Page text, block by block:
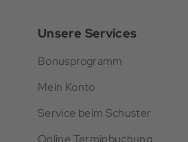
Unsere Services
Bonusprogramm
Mein Konto
Service beim Schuster
Online Terminbuchung